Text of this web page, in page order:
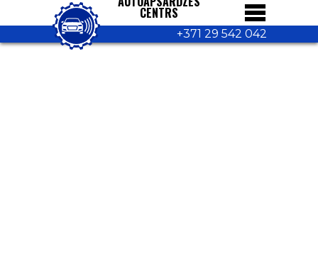
+371 29 542 042
CENTRS